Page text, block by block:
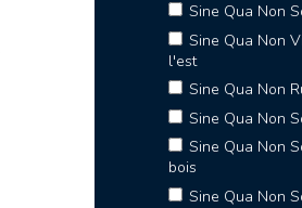
Sine Qua Non
Sine Qua Non
l'est
Sine Qua Non
Sine Qua Non
Sine Qua Non
bois
Sine Qua Non